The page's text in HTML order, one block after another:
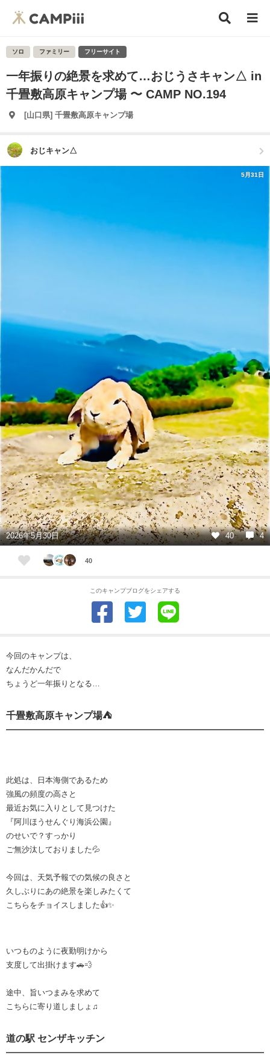
ソロ ファミリー フリーサイト
一年振りの絶景を求めて…おじうさキャン△ in
千畳敷高原キャンプ場 〜 CAMP NO.194
[山口県] 千畳敷高原キャンプ場
おじキャン△
5月31日
2026年5月30日 40 4
40
このキャンプブログをシェアする
今回のキャンプは、
なんだかんだで
ちょうど一年振りとなる…
千畳敷高原キャンプ場⛺️
此処は、日本海側であるため
強風の頻度の高さと
最近お気に入りとして見つけた
『阿川ほうせんぐり海浜公園』
のせいで？すっかり
ご無沙汰しておりました💦
今回は、天気予報での気候の良さと
久しぶりにあの絶景を楽しみたくて
こちらをチョイスしました👍✨
いつものように夜勤明けから
支度して出掛けます🚗💨
途中、旨いつまみを求めて
こちらに寄り道しましょ♫
道の駅 センザキッチン